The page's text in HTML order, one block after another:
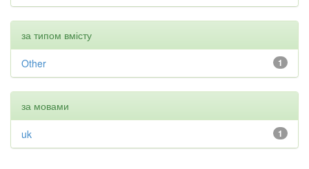
за типом вмісту
1
Other
за мовами
1
uk